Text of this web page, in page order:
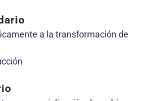
a la transformación de